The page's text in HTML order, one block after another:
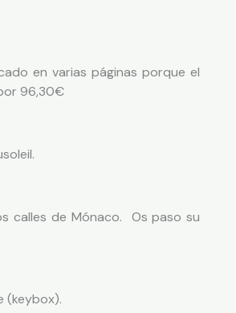
en varias páginas porque el
96,30€
calles de Mónaco. Os paso su
(keybox).